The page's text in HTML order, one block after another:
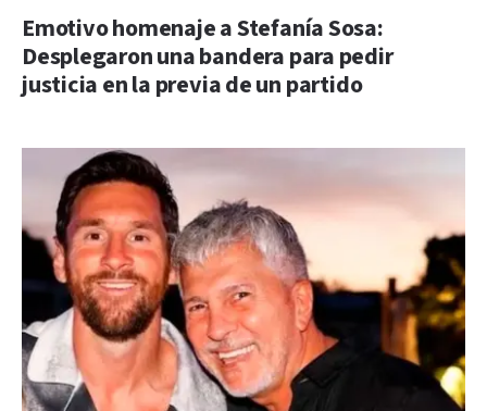
Emotivo homenaje a Stefanía Sosa:
Desplegaron una bandera para pedir
justicia en la previa de un partido